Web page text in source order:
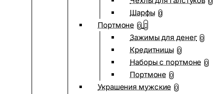
Шарфы 0
Портмоне 0
Зажимы для денег 0
Кредитницы 0
Наборы с портмоне 0
Портмоне 0
Украшения мужские 0